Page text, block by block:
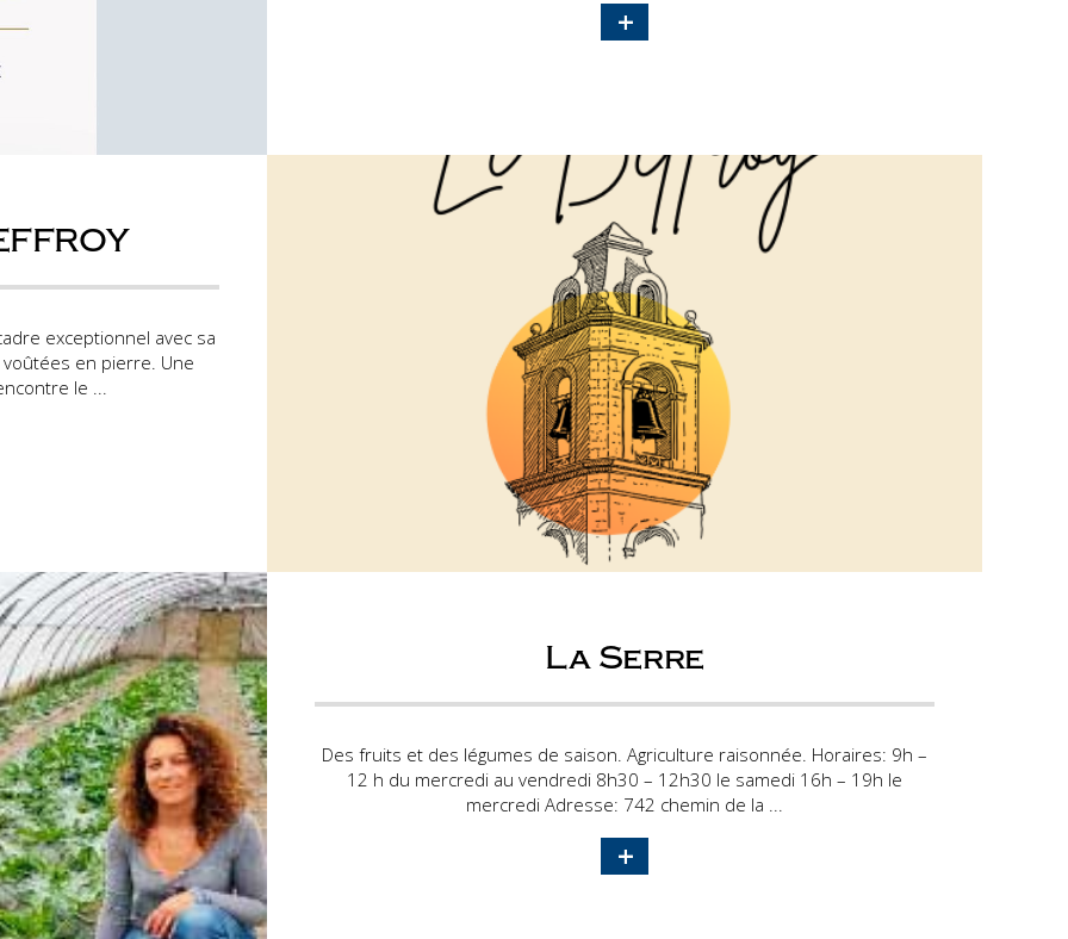
+
exceptionnel avec sa
en pierre. Une
le ...
La Serre
Des fruits et des légumes de saison. Agriculture raisonnée. Horaires: 9h –
12 h du mercredi au vendredi 8h30 – 12h30 le samedi 16h – 19h le
mercredi Adresse: 742 chemin de la ...
+